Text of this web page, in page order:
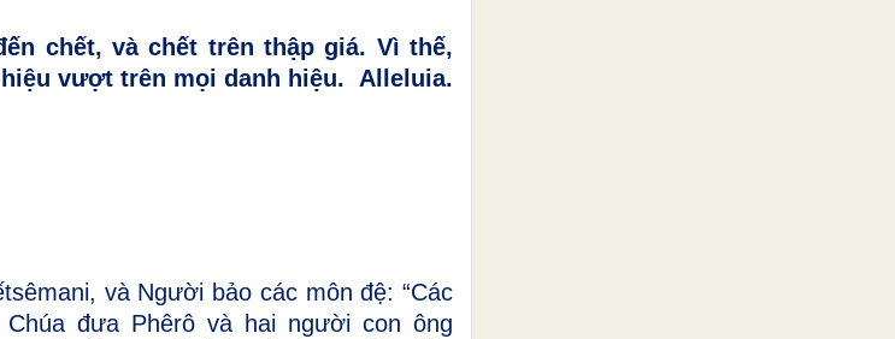
chết, và chết trên thập giá. Vì thế,
vượt trên mọi danh hiệu. Alleluia.
và Người bảo các môn đệ: “Các
Chúa đưa Phêrô và hai người con ông